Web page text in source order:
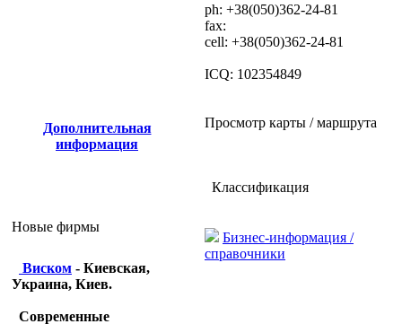
Дополнительная
информация
Новые фирмы
Виском - Киевская,
Украина, Киев.
Современные
ph: +38(050)362-24-81
fax:
cell: +38(050)362-24-81
ICQ: 102354849
Просмотр карты / маршрута
Классификация
Бизнес-информация /
справочники